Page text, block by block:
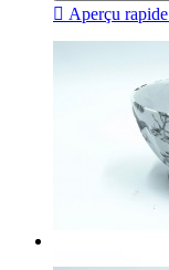
 Aperçu rapide